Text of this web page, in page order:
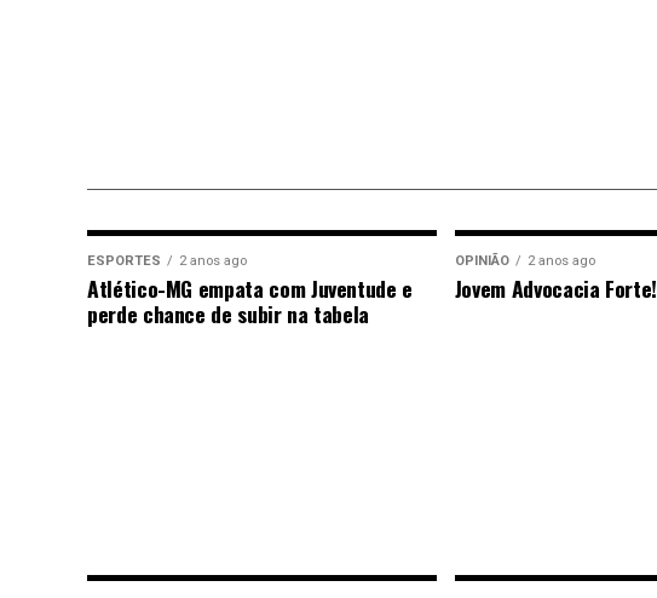
ESPORTES 2 anos ago
Atlético-MG empata com Juventude e
perde chance de subir na tabela
OPINIÃO 2 anos ago
Jovem Advocacia Forte!